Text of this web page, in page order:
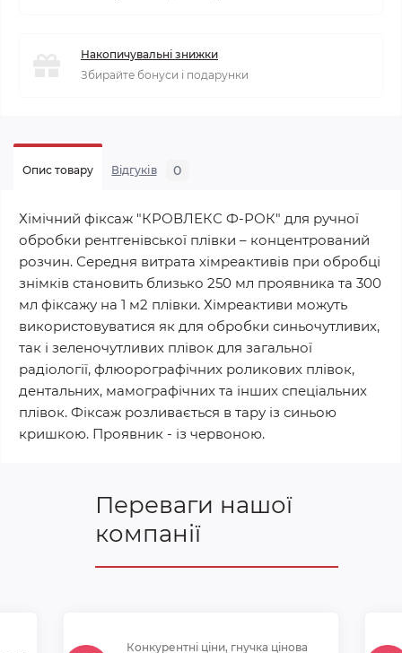
Накопичувальні знижки
Збирайте бонуси і подарунки
Опис товару Відгуків 0
Хімічний фіксаж "КРОВЛЕКС Ф-РОК" для ручної
обробки рентгенівської плівки – концентрований
розчин. Середня витрата хімреактивів при обробці
знімків становить близько 250 мл проявника та 300
мл фіксажу на 1 м2 плівки. Хімреактиви можуть
використовуватися як для обробки синьочутливих,
так і зеленочутливих плівок для загальної
радіології, флюорографічних роликових плівок,
дентальних, мамографічних та інших спеціальних
плівок. Фіксаж розливається в тару із синьою
кришкою. Проявник - із червоною.
Переваги нашої
компанії
Конкурентні ціни, гнучка цінова